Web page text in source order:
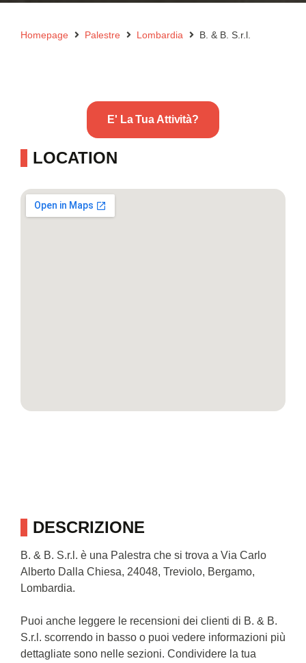
Homepage Palestre Lombardia B. & B. S.r.l.
DESCRIZIONE
B. & B. S.r.l. è una Palestra che si trova a Via Carlo
Alberto Dalla Chiesa, 24048, Treviolo, Bergamo,
Lombardia.
Puoi anche leggere le recensioni dei clienti di B. & B.
S.r.l. scorrendo in basso o puoi vedere informazioni più
dettagliate sono nelle sezioni. Condividere la tua
E' La Tua Attività?
LOCATION